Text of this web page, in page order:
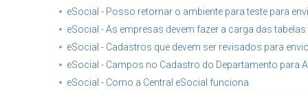
eSocial - Posso retornar o ambiente para teste para
eSocial - As empresas devem fazer a carga das
eSocial - Cadastros que devem ser revisados para
eSocial - Campos no Cadastro do Departamento para
eSocial - Como a Central eSocial funciona.